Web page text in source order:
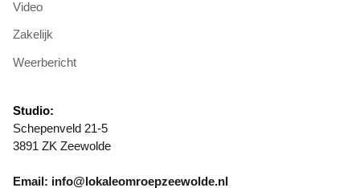
Video
Zakelijk
Weerbericht
Studio:
Schepenveld 21-5
3891 ZK Zeewolde
Email: info@lokaleomroepzeewolde.nl